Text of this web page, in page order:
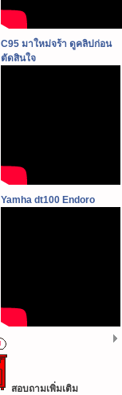
C95 มาใหม่จร้า ดูคลิปก่อน
ตัดสินใจ
Yamha dt100 Endoro
สอบถามเพิ่มเติม